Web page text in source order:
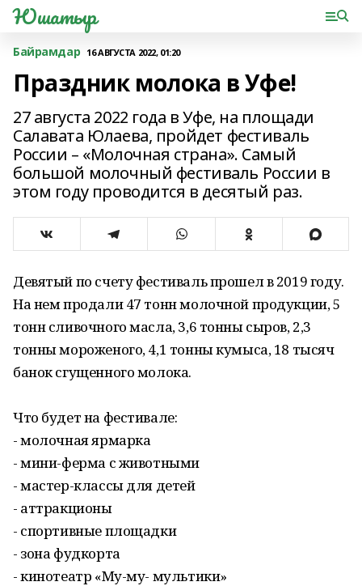
Юшатыр
Байрамдар 16 АВГУСТА 2022, 01:20
Праздник молока в Уфе!
27 августа 2022 года в Уфе, на площади
Салавата Юлаева, пройдет фестиваль
России – «Молочная страна». Самый
большой молочный фестиваль России в
этом году проводится в десятый раз.
Девятый по счету фестиваль прошел в 2019 году.
На нем продали 47 тонн молочной продукции, 5
тонн сливочного масла, 3,6 тонны сыров, 2,3
тонны мороженого, 4,1 тонны кумыса, 18 тысяч
банок сгущенного молока.
Что будет на фестивале:
- молочная ярмарка
- мини-ферма с животными
- мастер-классы для детей
- аттракционы
- спортивные площадки
- зона фудкорта
- кинотеатр «Му-му- мультики»